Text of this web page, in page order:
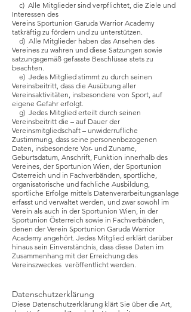
c) Alle Mitglieder sind verpflichtet, die Ziele und
Interessen des
Vereins Sportunion Garuda Warrior Academy
tatkräftig zu fördern und zu unterstützen.
d) Alle Mitglieder haben das Ansehen des
Vereines zu wahren und diese Satzungen sowie
satzungsgemäß gefasste Beschlüsse stets zu
beachten.
e) Jedes Mitglied stimmt zu durch seinen
Vereinsbeitritt, dass die Ausübung aller
Vereinsaktivitäten, insbesondere von Sport, auf
eigene Gefahr erfolgt.
g) Jedes Mitglied erteilt durch seinen
Vereinsbeitritt die – auf Dauer der
Vereinsmitgliedschaft – unwiderrufliche
Zustimmung, dass seine personenbezogenen
Daten, insbesondere Vor- und Zuname,
Geburtsdatum, Anschrift, Funktion innerhalb des
Vereines, der Sportunion Wien, der Sportunion
Österreich und in Fachverbänden, sportliche,
organisatorische und fachliche Ausbildung,
sportliche Erfolge mittels Datenverarbeitungsanlage
erfasst und verwaltet werden, und zwar sowohl im
Verein als auch in der Sportunion Wien, in der
Sportunion Österreich sowie in Fachverbänden,
denen der Verein Sportunion Garuda Warrior
Academy angehört. Jedes Mitglied erklärt darüber
hinaus sein Einverständnis, dass diese Daten im
Zusammenhang mit der Erreichung des
Vereinszweckes veröffentlicht werden.
​Datenschutzerklärung
Diese Datenschutzerklärung klärt Sie über die Art,